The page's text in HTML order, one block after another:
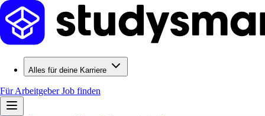
Alles für deine Karriere
Für ArbeitgeberJob finden